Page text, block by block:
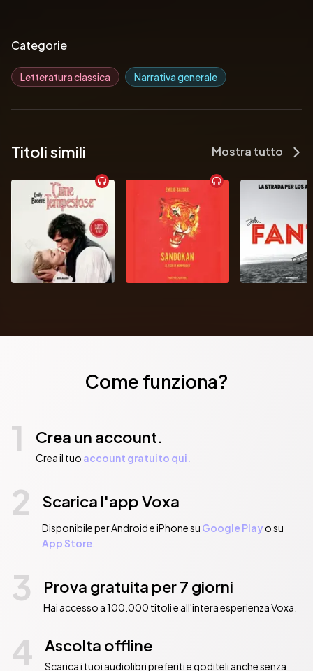
Categorie
Letteratura classica Narrativa generale
Titoli simili Mostra tutto
Come funziona?
1 Crea un account.
Crea il tuo account gratuito qui.
2 Scarica l'app Voxa
Disponibile per Android e iPhone su Google Playo su
App Store.
3 Prova gratuita per 7 giorni
Hai accesso a 100.000 titoli e all'intera esperienza Voxa.
4 Ascolta offline
Scarica i tuoi audiolibri preferiti e goditeli anche senza